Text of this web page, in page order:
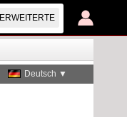
ERWEITERTE
Deutsch ▼